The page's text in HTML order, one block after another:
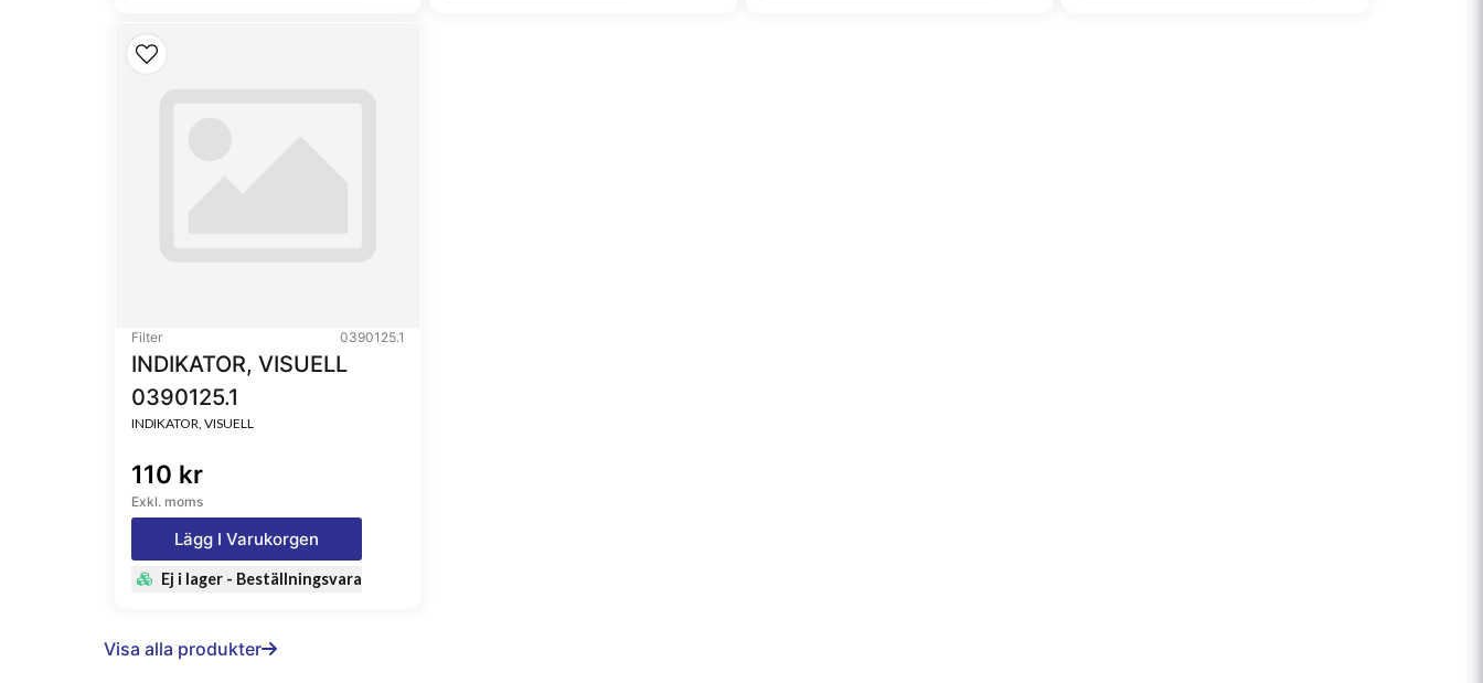
Filter 0390125.1
INDIKATOR, VISUELL
0390125.1
INDIKATOR, VISUELL
110 kr
Exkl. moms
Lägg I Varukorgen
Ej i lager - Beställningsvara
Visa alla produkter